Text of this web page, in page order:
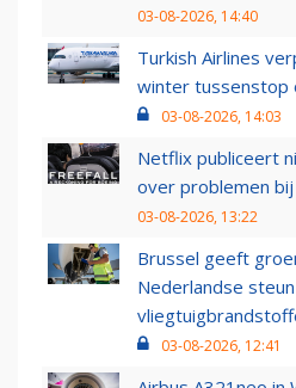
03-08-2026, 14:40
Turkish Airlines
winter tussenstop
03-08-2026, 14:03
Netflix publiceert
over problemen
03-08-2026, 13:22
Brussel geeft
Nederlandse
03-08-2026, 12:41